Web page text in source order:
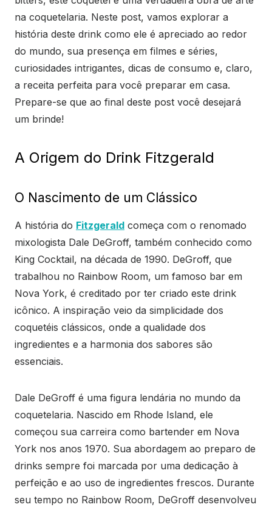
na coquetelaria. Neste post, vamos explorar a
história deste drink como ele é apreciado ao redor
do mundo, sua presença em filmes e séries,
curiosidades intrigantes, dicas de consumo e, claro,
a receita perfeita para você preparar em casa.
Prepare-se que ao final deste post você desejará
um brinde!
A Origem do Drink Fitzgerald
O Nascimento de um Clássico
A história do Fitzgerald começa com o renomado
mixologista Dale DeGroff, também conhecido como
King Cocktail, na década de 1990. DeGroff, que
trabalhou no Rainbow Room, um famoso bar em
Nova York, é creditado por ter criado este drink
icônico. A inspiração veio da simplicidade dos
coquetéis clássicos, onde a qualidade dos
ingredientes e a harmonia dos sabores são
essenciais.
Dale DeGroff é uma figura lendária no mundo da
coquetelaria. Nascido em Rhode Island, ele
começou sua carreira como bartender em Nova
York nos anos 1970. Sua abordagem ao preparo de
drinks sempre foi marcada por uma dedicação à
perfeição e ao uso de ingredientes frescos. Durante
seu tempo no Rainbow Room, DeGroff desenvolveu